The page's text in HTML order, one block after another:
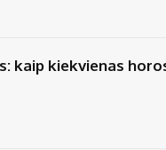
kaip kiekvienas